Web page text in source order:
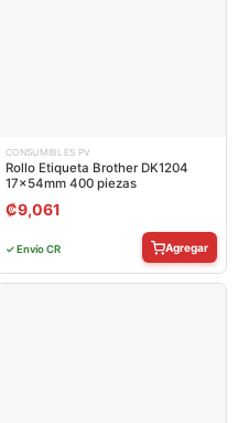
CONSUMIBLES PV
Rollo Etiqueta Brother DK1204
17x54mm 400 piezas
₡9,061
✓ Envío CR Agregar